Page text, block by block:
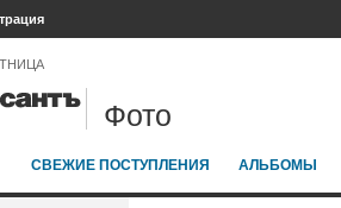
Фото
СВЕЖИЕ ПОСТУПЛЕНИЯ АЛЬБОМЫ